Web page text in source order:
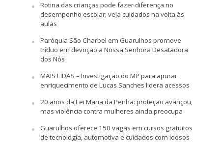
Rotina das crianças pode fazer diferença no
desempenho escolar; veja cuidados na volta às
aulas
Paróquia São Charbel em Guarulhos promove
tríduo em devoção a Nossa Senhora Desatadora
dos Nós
MAIS LIDAS – Investigação do MP para apurar
enriquecimento de Lucas Sanches lidera acessos
20 anos da Lei Maria da Penha: proteção avançou,
mas violência contra mulheres ainda preocupa
Guarulhos oferece 150 vagas em cursos gratuitos
de tecnologia, automotiva e cuidados com idosos